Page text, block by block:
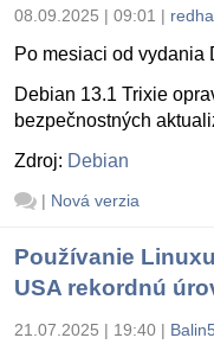
08.09.2025 | 09:01 |
Po mesiaci od vydania
Debian 13.1 Trixie
bezpečnostných
Zdroj: Debian
| Nová verzia
Používanie
USA rekordnú
21.07.2025 | 19:40 |